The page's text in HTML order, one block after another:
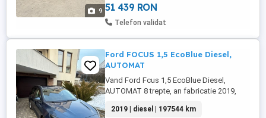
9 51 439 RON
Telefon validat
Ford FOCUS 1,5 EcoBlue Diesel,
AUTOMAT
Vand Ford Fcus 1,5 EcoBlue Diesel,
AUTOMAT 8 trepte, an fabricatie 2019,
prezinta intr-o stare tehnica si estetica
2019 | diesel | 197544 km